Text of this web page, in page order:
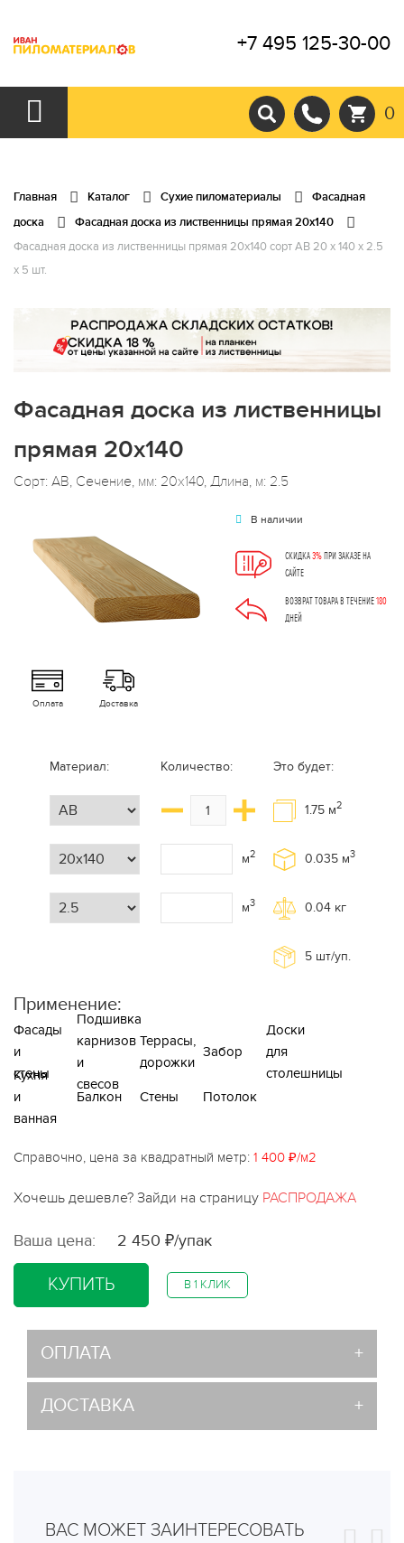
+7 495 125-30-00
0
Главная Каталог Сухие пиломатериалы
Фасадная
доска
Фасадная доска из лиственницы прямая 20х140
Фасадная доска из лиственницы прямая 20х140 сорт АВ 20 x 140 x 2.5
x 5 шт.
Фасадная доска из лиственницы
прямая 20х140
Сорт: АВ, Сечение, мм: 20x140, Длина, м: 2.5
В наличии
СКИДКА3%ПРИ ЗАКАЗЕ НА
САЙТЕ
ВОЗВРАТ ТОВАРА В ТЕЧЕНИЕ180
ДНЕЙ
Оплата Доставка
Материал: Количество:
м2
м3
Это будет:
1.75 м2
0.035 м3
0.04 кг
5 шт/уп.
Применение:
Фасады
и
стены
Подшивка
карнизов
и
свесов
Террасы,
дорожки
Забор
Доски
для
столешницы
Кухня
и
ванная
Балкон Стены Потолок
Справочно, цена за квадратный метр: 1 400 ₽/м2
Хочешь дешевле? Зайди на страницу РАСПРОДАЖА
Ваша цена: 2 450 ₽/упак
КУПИТЬ В 1 КЛИК
ОПЛАТА
ДОСТАВКА
ВАС МОЖЕТ ЗАИНТЕРЕСОВАТЬ